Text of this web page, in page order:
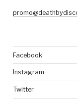
Facebook
Instagram
Twitter